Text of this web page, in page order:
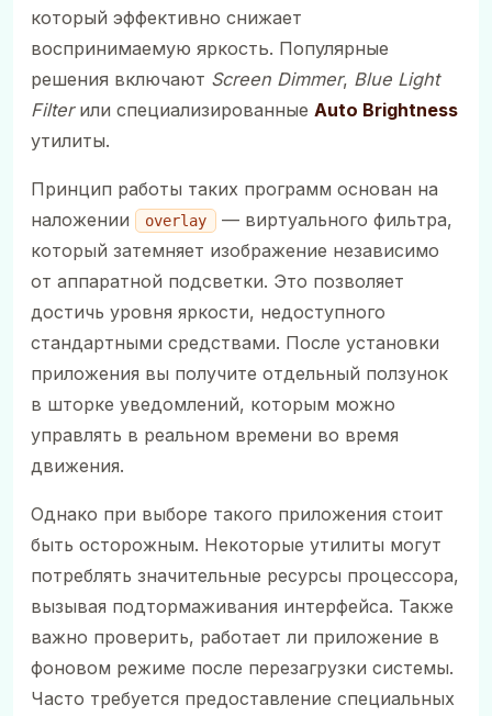
который эффективно снижает
воспринимаемую яркость. Популярные
решения включают Screen Dimmer, Blue Light
Filterили специализированные Auto Brightness
утилиты.
Принцип работы таких программ основан на
наложении
overlay
— виртуального фильтра,
который затемняет изображение независимо
от аппаратной подсветки. Это позволяет
достичь уровня яркости, недоступного
стандартными средствами. После установки
приложения вы получите отдельный ползунок
в шторке уведомлений, которым можно
управлять в реальном времени во время
движения.
Однако при выборе такого приложения стоит
быть осторожным. Некоторые утилиты могут
потреблять значительные ресурсы процессора,
вызывая подтормаживания интерфейса. Также
важно проверить, работает ли приложение в
фоновом режиме после перезагрузки системы.
Часто требуется предоставление специальных